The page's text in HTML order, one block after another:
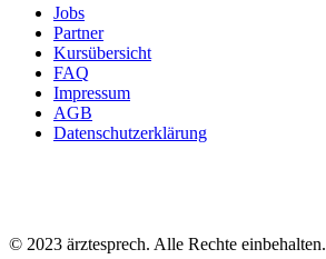
Jobs
Partner
Kursübersicht
FAQ
Impressum
AGB
Datenschutzerklärung
© 2023 ärztesprech. Alle Rechte einbehalten.